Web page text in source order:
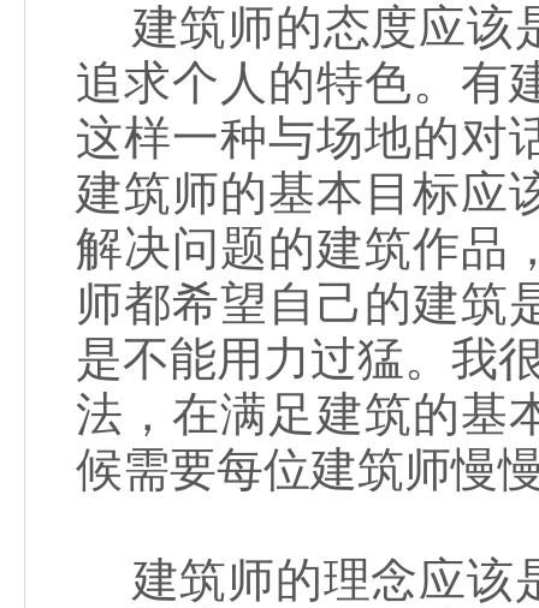
建筑师的态度应该
追求个人的特色。有
这样一种与场地的对
建筑师的基本目标应
解决问题的建筑作品
师都希望自己的建筑
是不能用力过猛。我
法，在满足建筑的基
候需要每位建筑师慢
建筑师的理念应该